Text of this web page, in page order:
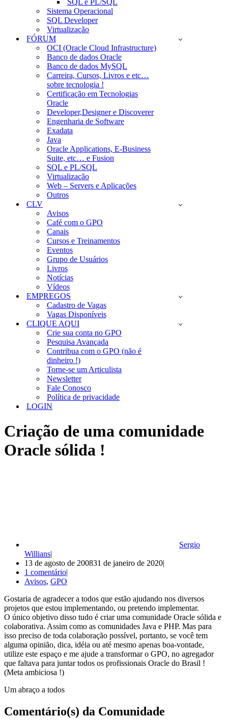
SQL e PL/SQL
Sistema Operacional
SQL Developer
Virtualização
FÓRUM
OCI (Oracle Cloud Infrastructure)
Banco de dados Oracle
Banco de dados MySQL
Carreira, Cursos, Livros e etc…
sobre tecnologia !
Certificação em Tecnologias
Oracle
Developer,Designer e Discoverer
Engenharia de Software
Exadata
Java
Oracle Applications, E-Business
Suite, etc… e Fusion
SQL e PL/SQL
Virtualização
Web – Servers e Aplicações
Outros
CLV
Avisos
Café com o GPO
Canais
Cursos e Treinamentos
Eventos
Grupo de Usuários
Livros
Notícias
Vídeos
EMPREGOS
Cadastro de Vagas
Vagas Disponíveis
CLIQUE AQUI
Crie sua conta no GPO
Pesquisa Avançada
Contribua com o GPO (não é
dinheiro !)
Torne-se um Articulista
Newsletter
Fale Conosco
Política de privacidade
LOGIN
Criação de uma comunidade
Oracle sólida !
Sergio
Willians
13 de agosto de 200831 de janeiro de 2020
1 comentário
Avisos, GPO
Gostaria de agradecer a todos que estão ajudando nos diversos
projetos que estou implementando, ou pretendo implementar.
O único objetivo disso tudo é criar uma comunidade Oracle sólida e
colaborativa. Assim como as comunidades Java e PHP. Mas para
isso preciso de toda colaboração possível, portanto, se você tem
alguma opinião, dica, idéia ou até mesmo apenas boa-vontade,
utilize este espaço e me ajude a transformar o GPO, no agregador
que faltava para juntar todos os profissionais Oracle do Brasil !
(Meta ambiciosa !)
Um abraço a todos
Comentário(s) da Comunidade